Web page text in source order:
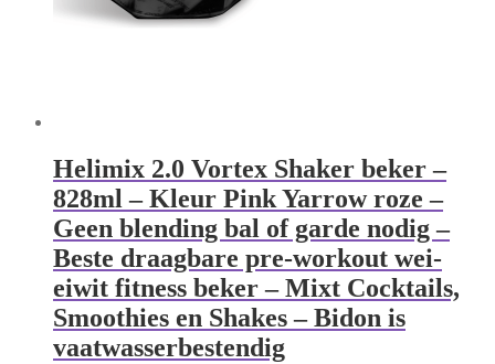
Helimix 2.0 Vortex Shaker beker –
828ml – Kleur Pink Yarrow roze –
Geen blending bal of garde nodig –
Beste draagbare pre-workout wei-
eiwit fitness beker – Mixt Cocktails,
Smoothies en Shakes – Bidon is
vaatwasserbestendig